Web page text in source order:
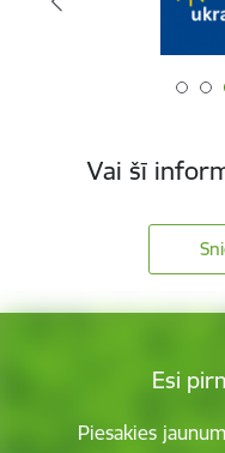
Vai šī
Esi
Piesakies